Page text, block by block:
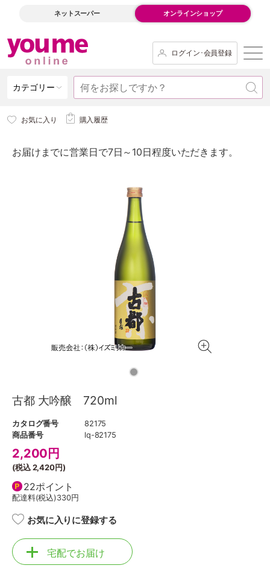
ネットスーパー オンラインショップ
ログイン･会員登録
カテゴリー
お気に入り 購入履歴
お届けまでに営業日で7日～10日程度いただきます。
古都 大吟醸 720ml
カタログ番号
82175
商品番号
lq-82175
2,200 円
(税込2,420円)
22ポイント
配達料(税込)330円
お気に入りに登録する
宅配でお届け